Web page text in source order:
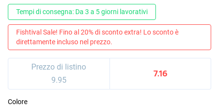
Tempi di consegna: Da 3 a 5 giorni lavorativi
Fishtival Sale! Fino al 20% di sconto extra! Lo sconto è
direttamente incluso nel prezzo.
Prezzo di listino
9.95
7.16
Colore